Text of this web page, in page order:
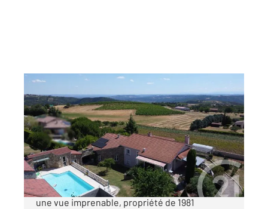
166 m2, 6 pièces
Ref : 5246
Maison à vendre
399 000 €
ARDOIX Dans un environnement calme avec
une vue imprenable, propriété de 1981